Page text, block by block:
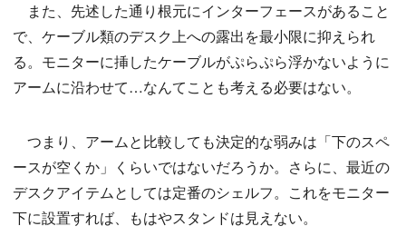
また、先述した通り根元にインターフェースがあること
で、ケーブル類のデスク上への露出を最小限に抑えられ
る。モニターに挿したケーブルがぷらぷら浮かないように
アームに沿わせて…なんてことも考える必要はない。
つまり、アームと比較しても決定的な弱みは「下のスペ
ースが空くか」くらいではないだろうか。さらに、最近の
デスクアイテムとしては定番のシェルフ。これをモニター
下に設置すれば、もはやスタンドは見えない。